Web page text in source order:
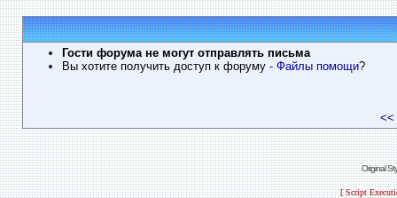
Гости форума не могут отправлять письма
Вы хотите получить доступ к форуму - Файлы помощи?
<<
Original
[ Script